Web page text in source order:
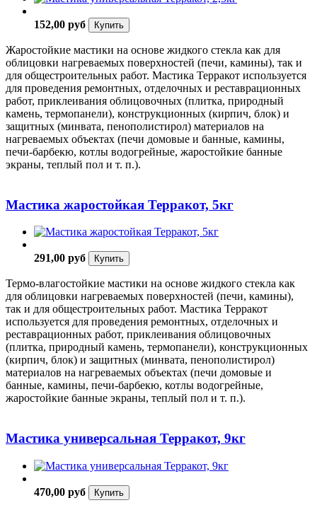
152,00 руб Купить
Жаростойкие мастики на основе жидкого стекла как для
облицовки нагреваемых поверхностей (печи, камины), так и
для общестроительных работ. Мастика Терракот используется
для проведения ремонтных, отделочных и реставрационных
работ, приклеивания облицовочных (плитка, природный
камень, термопанели), конструкционных (кирпич, блок) и
защитных (минвата, пенополистирол) материалов на
нагреваемых объектах (печи домовые и банные, камины,
печи-барбекю, котлы водогрейные, жаростойкие банные
экраны, теплый пол и т. п.).
Мастика жаростойкая Терракот, 5кг
291,00 руб Купить
Термо-влагостойкие мастики на основе жидкого стекла как
для облицовки нагреваемых поверхностей (печи, камины),
так и для общестроительных работ. Мастика Терракот
используется для проведения ремонтных, отделочных и
реставрационных работ, приклеивания облицовочных
(плитка, природный камень, термопанели), конструкционных
(кирпич, блок) и защитных (минвата, пенополистирол)
материалов на нагреваемых объектах (печи домовые и
банные, камины, печи-барбекю, котлы водогрейные,
жаростойкие банные экраны, теплый пол и т. п.).
Мастика универсальная Терракот, 9кг
470,00 руб Купить